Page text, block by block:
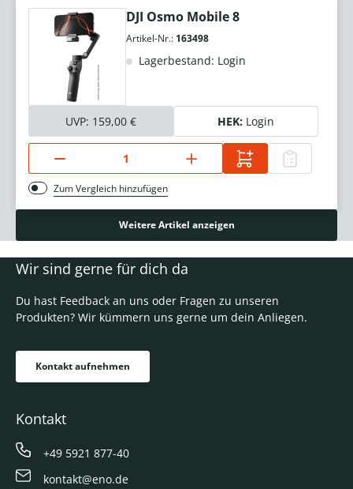
DJI Osmo Mobile 8
Artikel-Nr.: 163498
Lagerbestand: Login
UVP: 159,00 € HEK: Login
Zum Vergleich hinzufügen
Weitere Artikel anzeigen
Wir sind gerne für dich da
Du hast Feedback an uns oder Fragen zu unseren
Produkten? Wir kümmern uns gerne um dein Anliegen.
Kontakt aufnehmen
Kontakt
+49 5921 877-40
kontakt@eno.de